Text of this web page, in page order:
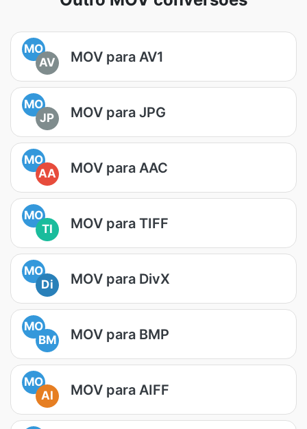
MO
AV
MOV para AV1
MO
JP
MOV para JPG
MO
AA
MOV para AAC
MO
TI
MOV para TIFF
MO
Di
MOV para DivX
MO
BM
MOV para BMP
MO
AI
MOV para AIFF